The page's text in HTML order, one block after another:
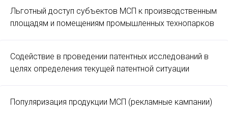
Льготный доступ субъектов МСП к производственным
площадям и помещениям промышленных технопарков
Содействие в проведении патентных исследований в
целях определения текущей патентной ситуации
Популяризация продукции МСП (рекламные кампании)